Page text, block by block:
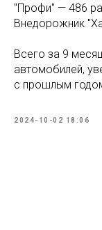
"Профи" — 486
Внедорожник
Всего за 9
автомобилей,
с прошлым
2024-10-02 18:06